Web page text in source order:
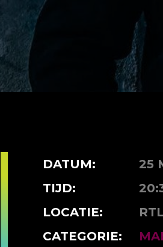
DATUM:
25
TIJD:
LOCATIE:
CATEGORIE: